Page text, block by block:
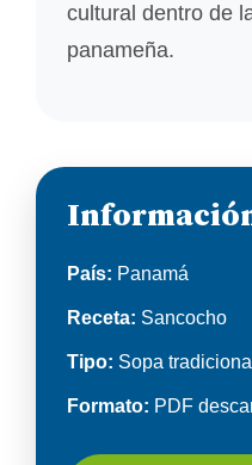
cultural dentro de
panameña.
País: Panamá
Receta: Sancocho
Tipo: Sopa tradicional
Formato: PDF